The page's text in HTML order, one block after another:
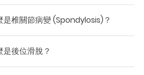
是椎關節病變 (Spondylosis)？
是後位滑脫？